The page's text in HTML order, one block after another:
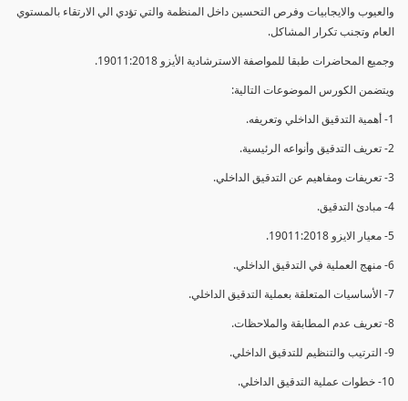
والعيوب والايجابيات وفرص التحسين داخل المنظمة والتي تؤدي الي الارتقاء بالمستوي
العام وتجنب تكرار المشاكل.
وجميع المحاضرات طبقا للمواصفة الاسترشادية الأيزو 19011:2018.
ويتضمن الكورس الموضوعات التالية:
1- أهمية التدقيق الداخلي وتعريفه.
2- تعريف التدقيق وأنواعه الرئيسية.
3- تعريفات ومفاهيم عن التدقيق الداخلي.
4- مبادئ التدقيق.
5- معيار الايزو 19011:2018.
6- منهج العملية في التدقيق الداخلي.
7- الأساسيات المتعلقة بعملية التدقيق الداخلي.
8- تعريف عدم المطابقة والملاحظات.
9- الترتيب والتنظيم للتدقيق الداخلي.
10- خطوات عملية التدقيق الداخلي.